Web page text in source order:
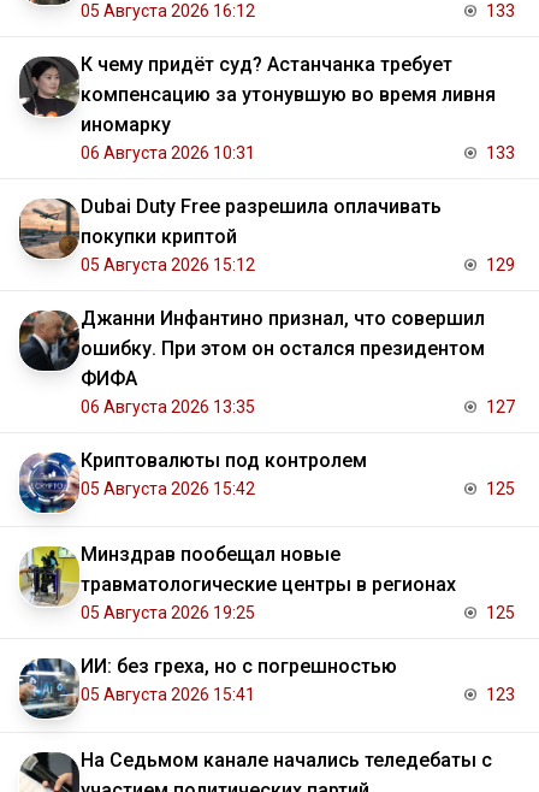
05 Августа 2026 16:12 133
К чему придёт суд? Астанчанка требует
компенсацию за утонувшую во время ливня
иномарку
06 Августа 2026 10:31 133
Dubai Duty Free разрешила оплачивать
покупки криптой
05 Августа 2026 15:12 129
Джанни Инфантино признал, что совершил
ошибку. При этом он остался президентом
ФИФА
06 Августа 2026 13:35 127
Криптовалюты под контролем
05 Августа 2026 15:42 125
Минздрав пообещал новые
травматологические центры в регионах
05 Августа 2026 19:25 125
ИИ: без греха, но с погрешностью
05 Августа 2026 15:41 123
На Седьмом канале начались теледебаты с